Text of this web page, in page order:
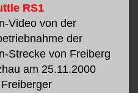
RS1
Video von der
der
Strecke von Freiberg
am 25.11.2000